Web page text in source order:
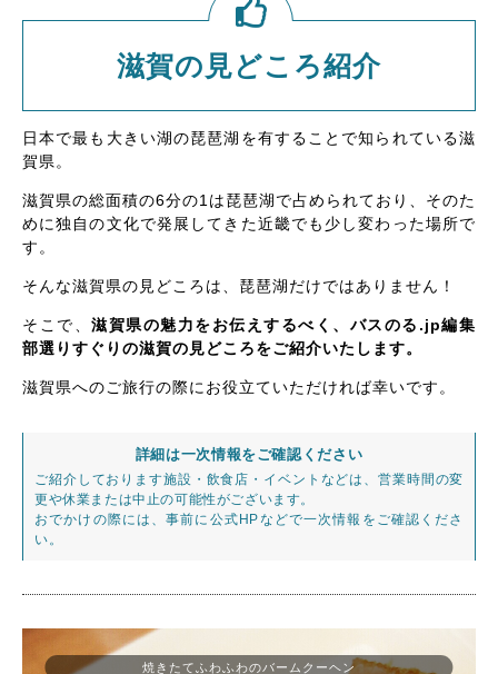
滋賀の見どころ紹介
日本で最も大きい湖の琵琶湖を有することで知られている滋
賀県。
滋賀県の総面積の6分の1は琵琶湖で占められており、そのた
めに独自の文化で発展してきた近畿でも少し変わった場所で
す。
そんな滋賀県の見どころは、琵琶湖だけではありません！
そこで、滋賀県の魅力をお伝えするべく、バスのる.jp編集
部選りすぐりの滋賀の見どころをご紹介いたします。
滋賀県へのご旅行の際にお役立ていただければ幸いです。
詳細は一次情報をご確認ください
ご紹介しております施設・飲食店・イベントなどは、営業時間の変
更や休業または中止の可能性がございます。
おでかけの際には、事前に公式HPなどで一次情報をご確認くださ
い。
焼きたてふわふわのバームクーヘン